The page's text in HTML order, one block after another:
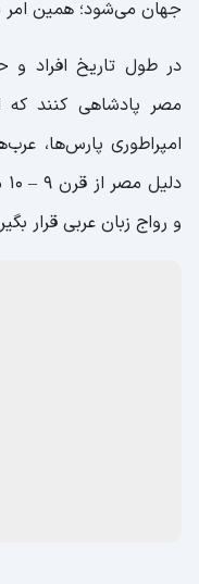
جهان می‌شود؛ همین امر
در طول تاریخ افراد و
مصر پادشاهی کنند
امپراطوری پارس‌ها،
و رواج زبان عربی قرار